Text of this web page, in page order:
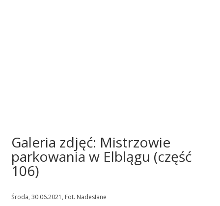
Galeria zdjęć: Mistrzowie
parkowania w Elblągu (część
106)
Środa, 30.06.2021, Fot. Nadesłane